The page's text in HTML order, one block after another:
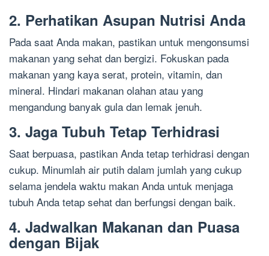
2. Perhatikan Asupan Nutrisi Anda
Pada saat Anda makan, pastikan untuk mengonsumsi
makanan yang sehat dan bergizi. Fokuskan pada
makanan yang kaya serat, protein, vitamin, dan
mineral. Hindari makanan olahan atau yang
mengandung banyak gula dan lemak jenuh.
3. Jaga Tubuh Tetap Terhidrasi
Saat berpuasa, pastikan Anda tetap terhidrasi dengan
cukup. Minumlah air putih dalam jumlah yang cukup
selama jendela waktu makan Anda untuk menjaga
tubuh Anda tetap sehat dan berfungsi dengan baik.
4. Jadwalkan Makanan dan Puasa
dengan Bijak